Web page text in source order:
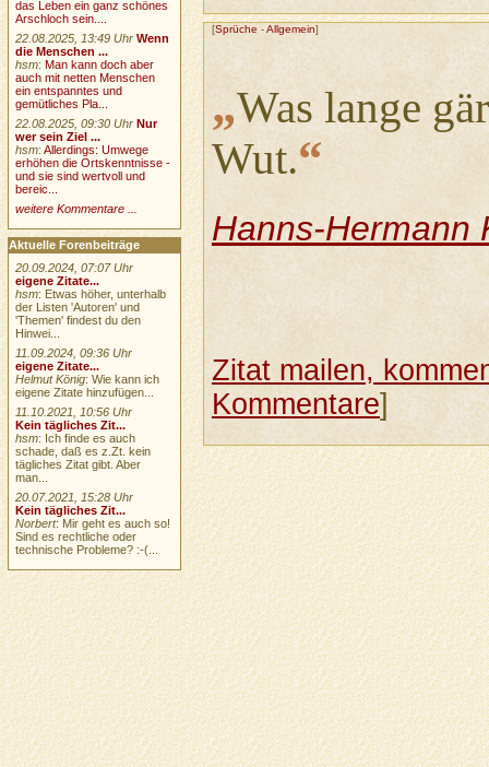
[Sprüche -Allgemein]
„Was lange
Wut.“
Hanns-Hermann
Zitat mailen,
Kommentare]
das Leben ein ganz schönes
Arschloch sein....
22.08.2025, 13:49 Uhr Wenn
die Menschen ...
hsm:Man kann doch aber
auch mit netten Menschen
ein entspanntes und
gemütliches Pla...
22.08.2025, 09:30 Uhr Nur
wer sein Ziel ...
hsm:Allerdings: Umwege
erhöhen die Ortskenntnisse -
und sie sind wertvoll und
bereic...
weitere Kommentare ...
Aktuelle Forenbeiträge
20.09.2024, 07:07 Uhr
eigene Zitate...
hsm: Etwas höher, unterhalb
der Listen 'Autoren' und
'Themen' findest du den
Hinwei...
11.09.2024, 09:36 Uhr
eigene Zitate...
Helmut König: Wie kann ich
eigene Zitate hinzufügen...
11.10.2021, 10:56 Uhr
Kein tägliches Zit...
hsm: Ich finde es auch
schade, daß es z.Zt. kein
tägliches Zitat gibt. Aber
man...
20.07.2021, 15:28 Uhr
Kein tägliches Zit...
Norbert: Mir geht es auch so!
Sind es rechtliche oder
technische Probleme? :-(...